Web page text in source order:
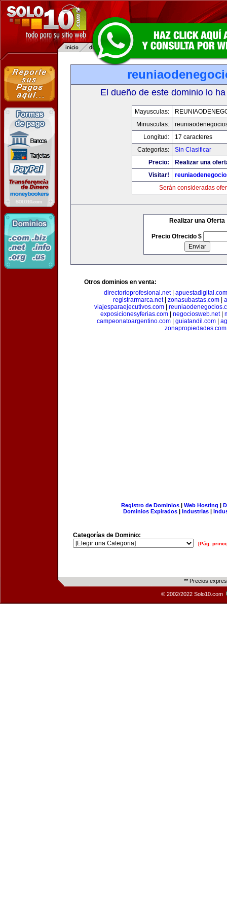
El dueño de este dominio lo
Mayusculas:
Minusculas:
Longitud:
17 caracteres
Categorias:
Sin Clasificar
Precio:
Realizar una
Visitar!
Serán consideradas
Realizar una Oferta
Precio Ofrecido $
Otros dominios en venta:
directorioprofesional.net| apuestadigital.com
registrarmarca.net| zonasubastas.com|
viajesparaejecutivos.com|
exposicionesyferias.com
negociosweb.net|
campeonatoargentino.com| guiatandil.com|
zonapropiedades.com
Registro de Dominios| Web Hosting |
Dominios Expirados | Industrias |
Categorías de Dominio:
[Pág.
** Precios
© 2002/2022 Solo10.com